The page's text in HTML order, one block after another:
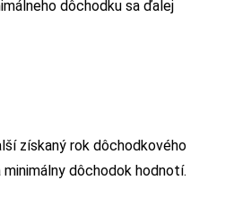
dôchodku sa ďalej
získaný rok dôchodkového
dôchodok hodnotí.